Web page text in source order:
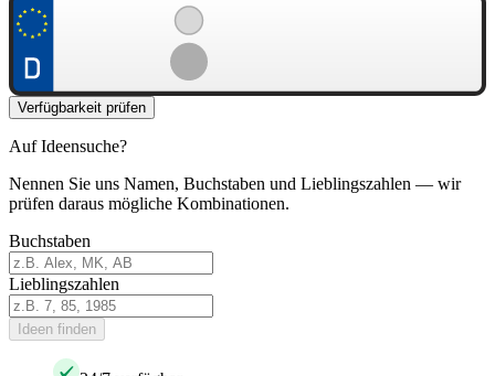
Verfügbarkeit prüfen
Auf Ideensuche?
Nennen Sie uns Namen, Buchstaben und Lieblingszahlen — wir
prüfen daraus mögliche Kombinationen.
Buchstaben
Lieblingszahlen
Ideen finden